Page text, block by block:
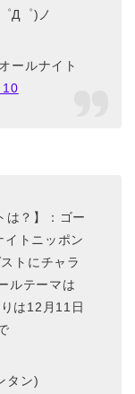
Д゜)ノ
ールナイト
10
は？】：ゴー
イトニッポン
トにチャラ
ルテーマは
は12月11日
タン)